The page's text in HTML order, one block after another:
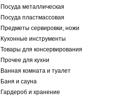
Посуда металлическая
Посуда пластмассовая
Предметы сервировки, ножи
Кухонные инструменты
Товары для консервирования
Прочее для кухни
Ванная комната и туалет
Баня и сауна
Гардероб и хранение